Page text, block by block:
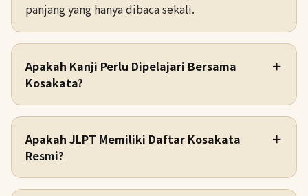
panjang yang hanya dibaca sekali.
Apakah Kanji Perlu Dipelajari Bersama
Kosakata?
＋
Apakah JLPT Memiliki Daftar Kosakata
Resmi?
＋